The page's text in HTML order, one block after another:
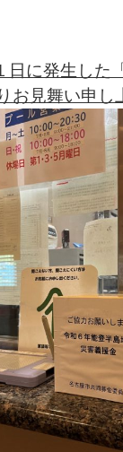
日に発生した
お見舞い申し